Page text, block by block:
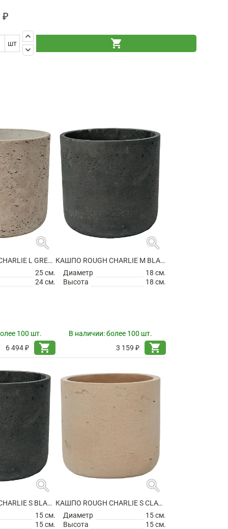
₽
шт
keyboard_arrow_up
keyboard_arrow_down
shopping_cart
search
КАШПО ROUGH CHARLIE L GREY WASHED
25 см.
24 см.
100 шт.
6 494 ₽
shopping_cart
search
КАШПО ROUGH CHARLIE M BLACK WASHED
Диаметр
18 см.
Высота
18 см.
В наличии:более 100 шт.
3 159 ₽
shopping_cart
search
КАШПО ROUGH CHARLIE S BLACK WASHED
15 см.
15 см.
search
КАШПО ROUGH CHARLIE S CLAY WASHED
Диаметр
15 см.
Высота
15 см.